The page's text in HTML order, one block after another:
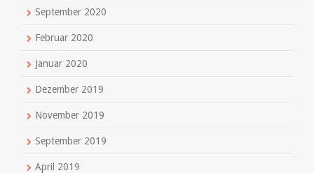
September 2020
Februar 2020
Januar 2020
Dezember 2019
November 2019
September 2019
April 2019